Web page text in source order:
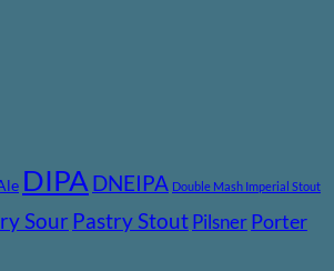
DIPA DNEIPA Double Mash Imperial Stout
Sour Pastry StoutPilsnerPorter